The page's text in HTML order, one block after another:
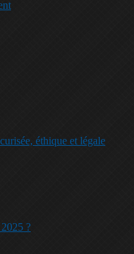
éthique et légale
?